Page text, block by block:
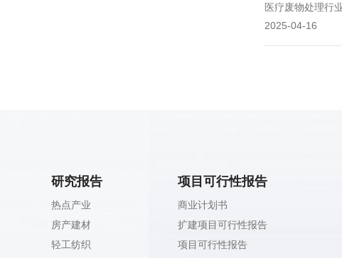
医疗废物处理行
2025-04-16
研究报告
热点产业
房产建材
轻工纺织
项目可行性报告
商业计划书
扩建项目可行性报告
项目可行性报告